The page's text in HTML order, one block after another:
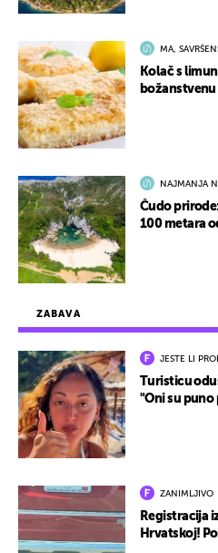
ZABAVA
JESTE LI
Turisticu
"Oni su puno
ZANIMLJIVO
Registracija
Hrvatskoj!
MA,
Kolač s
NAJMANJA
Čudo
100 metara